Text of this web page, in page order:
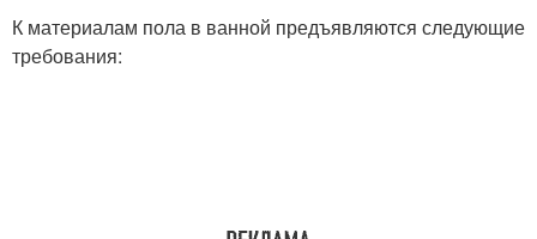
К материалам пола в ванной предъявляются следующие
требования: